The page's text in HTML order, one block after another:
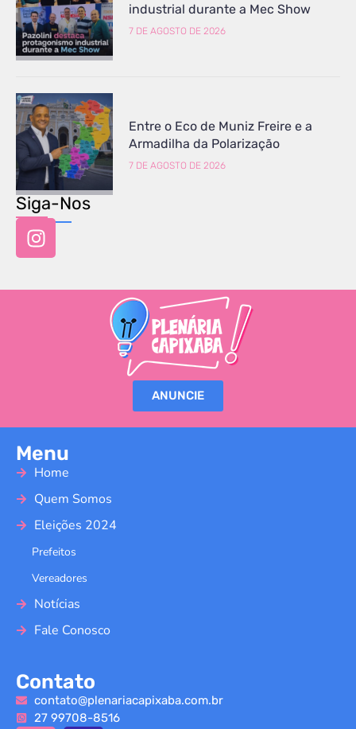
industrial durante a Mec Show
7 DE AGOSTO DE 2026
Entre o Eco de Muniz Freire e a
Armadilha da Polarização
7 DE AGOSTO DE 2026
Siga-Nos
ANUNCIE
Menu
Home
Quem Somos
Eleições 2024
Prefeitos
Vereadores
Notícias
Fale Conosco
Contato
contato@plenariacapixaba.com.br
27 99708-8516